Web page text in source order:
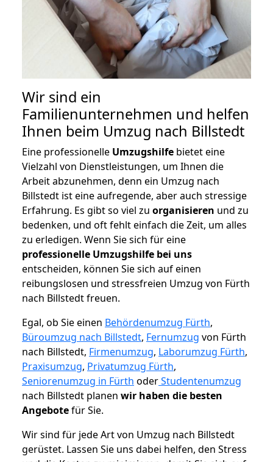
Wir sind ein
Familienunternehmen und helfen
Ihnen beim Umzug nach Billstedt
Eine professionelle Umzugshilfe bietet eine
Vielzahl von Dienstleistungen, um Ihnen die
Arbeit abzunehmen, denn ein Umzug nach
Billstedt ist eine aufregende, aber auch stressige
Erfahrung. Es gibt so viel zu organisieren und zu
bedenken, und oft fehlt einfach die Zeit, um alles
zu erledigen. Wenn Sie sich für eine
professionelle Umzugshilfe bei uns
entscheiden, können Sie sich auf einen
reibungslosen und stressfreien Umzug von Fürth
nach Billstedt freuen.
Egal, ob Sie einen Behördenumzug Fürth,
Büroumzug nach Billstedt, Fernumzug von Fürth
nach Billstedt, Firmenumzug, Laborumzug Fürth,
Praxisumzug, Privatumzug Fürth,
Seniorenumzug in Fürth oderStudentenumzug
nach Billstedt planen wir haben die besten
Angebotefür Sie.
Wir sind für jede Art von Umzug nach Billstedt
gerüstet. Lassen Sie uns dabei helfen, den Stress